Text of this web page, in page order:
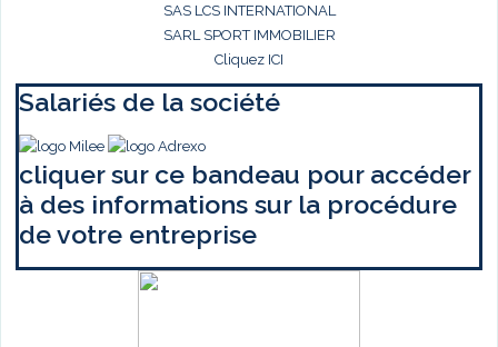
SAS LCS INTERNATIONAL
SARL SPORT IMMOBILIER
Cliquez ICI
Salariés de la société
cliquer sur ce bandeau pour accéder
à des informations sur la procédure
de votre entreprise